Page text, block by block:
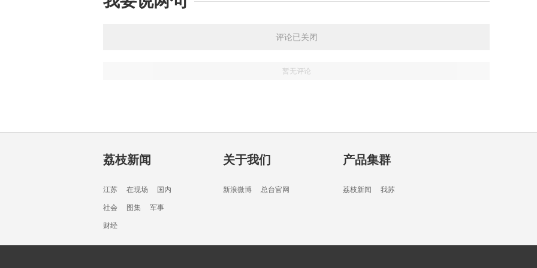
评论已关闭
暂无评论
荔枝新闻
江苏 在现场 国内
社会 图集 军事
财经
关于我们
新浪微博 总台官网
产品集群
荔枝新闻 我苏